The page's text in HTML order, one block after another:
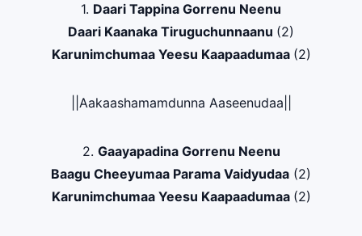
1. Daari Tappina Gorrenu Neenu
Daari Kaanaka Tiruguchunnaanu (2)
Karunimchumaa Yeesu Kaapaadumaa (2)
||Aakaashamamdunna Aaseenudaa||
2. Gaayapadina Gorrenu Neenu
Baagu Cheeyumaa Parama Vaidyudaa (2)
Karunimchumaa Yeesu Kaapaadumaa (2)